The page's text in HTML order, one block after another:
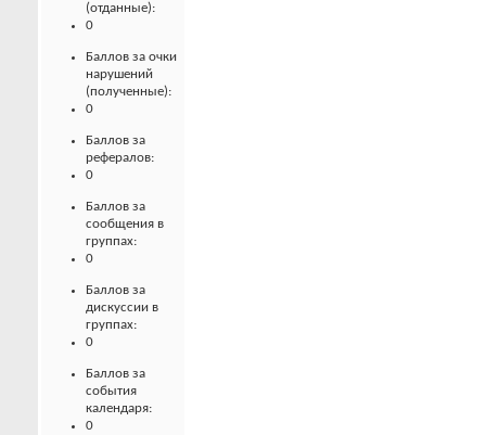
(отданные):
0
Баллов за очки
нарушений
(полученные):
0
Баллов за
рефералов:
0
Баллов за
сообщения в
группах:
0
Баллов за
дискуссии в
группах:
0
Баллов за
события
календаря:
0